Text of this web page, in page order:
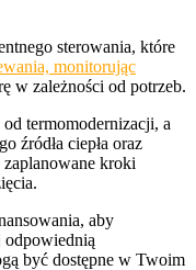
sterowania, które
monitorując
w zależności od potrzeb.
termomodernizacji, a
źródła ciepła oraz
kroki
aby
być dostępne w Twoim